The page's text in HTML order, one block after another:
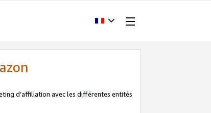
d’affiliation avec les différentes entités